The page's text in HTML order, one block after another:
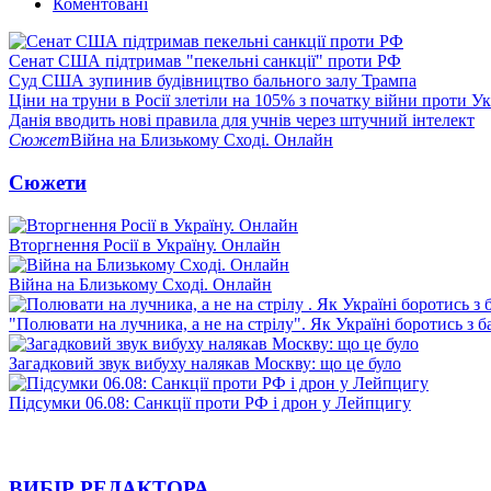
Коментовані
Сенат США підтримав "пекельні санкції" проти РФ
Суд США зупинив будівництво бального залу Трампа
Ціни на труни в Росії злетіли на 105% з початку війни проти
Данія вводить нові правила для учнів через штучний інтелект
СюжетВійна на Близькому Сході. Онлайн
Сюжети
Вторгнення Росії в Україну. Онлайн
Війна на Близькому Сході. Онлайн
"Полювати на лучника, а не на стрілу". Як Україні боротись з
Загадковий звук вибуху налякав Москву: що це було
Підсумки 06.08: Санкції проти РФ і дрон у Лейпцигу